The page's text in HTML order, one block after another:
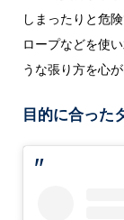
しまったりと危険
ロープなどを使
うな張り方を心が
目的に合った